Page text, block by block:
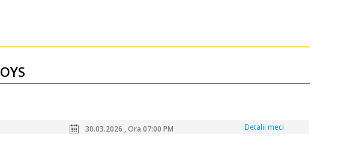
30.03.2026 , Ora 07:00 PM Detalii meci